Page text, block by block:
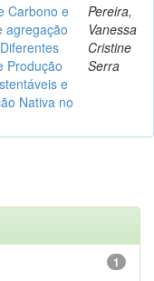
Carbono e
agregação
Produção
e
Nativa no
Pereira,
Vanessa
Cristine
Serra
1